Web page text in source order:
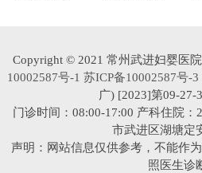
Copyright © 2021 常州武进妇婴医
10002587号-1 苏ICP备10002587号-
广) [2023]第09-27-
门诊时间：08:00-17:00 产科住院：
市武进区湖塘定
声明：网站信息仅供参考，不能作
照医生诊